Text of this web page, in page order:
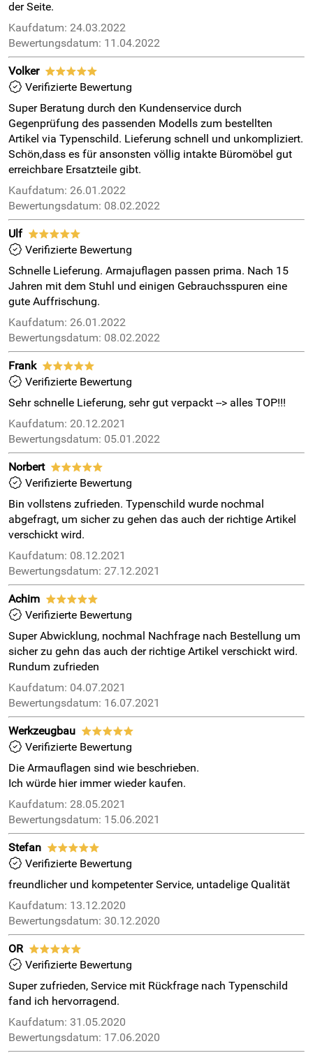
der Seite.
Kaufdatum: 24.03.2022
Bewertungsdatum: 11.04.2022
Volker *****
Verifizierte Bewertung
Super Beratung durch den Kundenservice durch
Gegenprüfung des passenden Modells zum bestellten
Artikel via Typenschild. Lieferung schnell und unkompliziert.
Schön,dass es für ansonsten völlig intakte Büromöbel gut
erreichbare Ersatzteile gibt.
Kaufdatum: 26.01.2022
Bewertungsdatum: 08.02.2022
Ulf *****
Verifizierte Bewertung
Schnelle Lieferung. Armajuflagen passen prima. Nach 15
Jahren mit dem Stuhl und einigen Gebrauchsspuren eine
gute Auffrischung.
Kaufdatum: 26.01.2022
Bewertungsdatum: 08.02.2022
Frank *****
Verifizierte Bewertung
Sehr schnelle Lieferung, sehr gut verpackt --> alles TOP!!!
Kaufdatum: 20.12.2021
Bewertungsdatum: 05.01.2022
Norbert *****
Verifizierte Bewertung
Bin vollstens zufrieden. Typenschild wurde nochmal
abgefragt, um sicher zu gehen das auch der richtige Artikel
verschickt wird.
Kaufdatum: 08.12.2021
Bewertungsdatum: 27.12.2021
Achim *****
Verifizierte Bewertung
Super Abwicklung, nochmal Nachfrage nach Bestellung um
sicher zu gehn das auch der richtige Artikel verschickt wird.
Rundum zufrieden
Kaufdatum: 04.07.2021
Bewertungsdatum: 16.07.2021
Werkzeugbau *****
Verifizierte Bewertung
Die Armauflagen sind wie beschrieben.
Ich würde hier immer wieder kaufen.
Kaufdatum: 28.05.2021
Bewertungsdatum: 15.06.2021
Stefan *****
Verifizierte Bewertung
freundlicher und kompetenter Service, untadelige Qualität
Kaufdatum: 13.12.2020
Bewertungsdatum: 30.12.2020
OR *****
Verifizierte Bewertung
Super zufrieden, Service mit Rückfrage nach Typenschild
fand ich hervorragend.
Kaufdatum: 31.05.2020
Bewertungsdatum: 17.06.2020